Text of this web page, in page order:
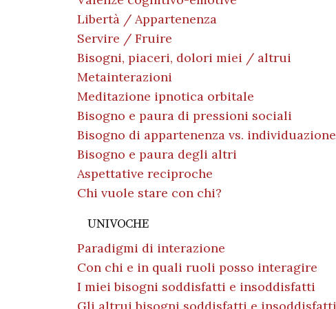
Libertà / Appartenenza
Servire / Fruire
Bisogni, piaceri, dolori miei / altrui
Metainterazioni
Meditazione ipnotica orbitale
Bisogno e paura di pressioni sociali
Bisogno di appartenenza vs. individuazione
Bisogno e paura degli altri
Aspettative reciproche
Chi vuole stare con chi?
UNIVOCHE
Paradigmi di interazione
Con chi e in quali ruoli posso interagire
I miei bisogni soddisfatti e insoddisfatti